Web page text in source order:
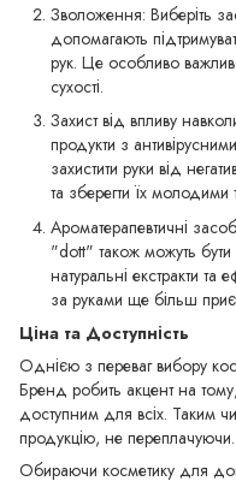
Зволоження: Виберіть
допомагають
рук. Це особливо
сухості.
Захист від впливу
продукти з
захистити руки від
та зберегти їх
Ароматерапевтичні
"dott" також можуть бути
натуральні екстракти та
за руками ще більш
Ціна та Доступність
Однією з переваг вибору
Бренд робить акцент на
доступним для всіх. Таким
продукцію, не переплачуючи.
Обираючи косметику для